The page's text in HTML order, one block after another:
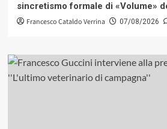
sincretismo formale di «Volume»
Francesco Cataldo Verrina 07/08/2026